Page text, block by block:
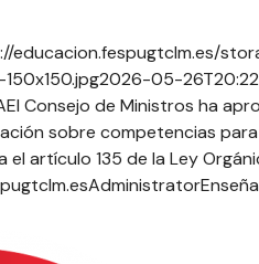
educacion.fespugtclm.es/
2026-05-
El Consejo de Ministros ha
sobre competencias
artículo 135 de la Ley
Administrator